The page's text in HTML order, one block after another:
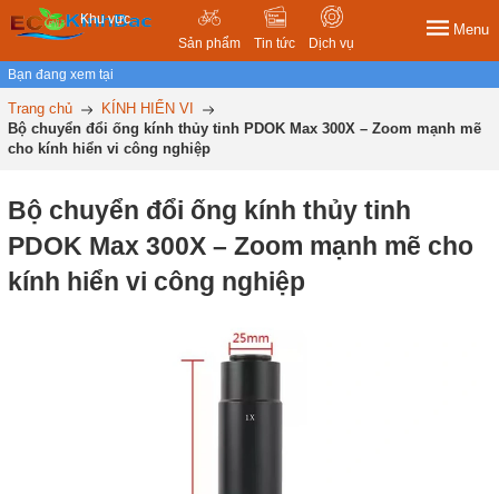
Khu vực
Sản phẩm
Tin tức Dịch vụ
Menu
Bạn đang xem tại
Trang chủ
KÍNH HIỂN VI
Bộ chuyển đổi ống kính thủy tinh PDOK Max 300X – Zoom mạnh mẽ
cho kính hiển vi công nghiệp
Bộ chuyển đổi ống kính thủy tinh
PDOK Max 300X – Zoom mạnh mẽ cho
kính hiển vi công nghiệp